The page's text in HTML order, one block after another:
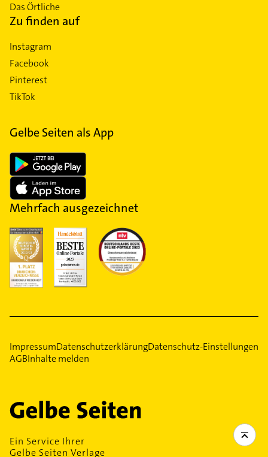
Das Örtliche
Zu finden auf
Instagram
Facebook
Pinterest
TikTok
Gelbe Seiten als App
Mehrfach ausgezeichnet
ImpressumDatenschutzerklärungDatenschutz-Einstellungen
AGBInhalte melden
Ein Service Ihrer
Gelbe Seiten Verlage